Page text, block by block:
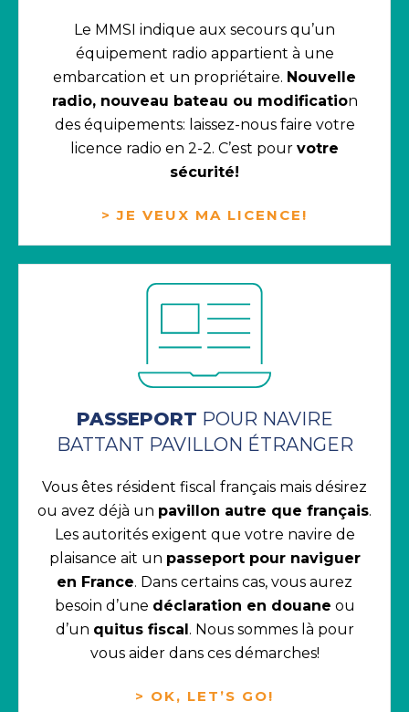
Le MMSI indique aux secours qu’un
équipement radio appartient à une
embarcation et un propriétaire. Nouvelle
radio, nouveau bateau ou modification
des équipements: laissez-nous faire votre
licence radio en 2-2. C’est pour votre
sécurité!
> JE VEUX MA LICENCE!
PASSEPORT POUR NAVIRE
BATTANT PAVILLON ÉTRANGER
Vous êtes résident fiscal français mais désirez
ou avez déjà un pavillon autre que français.
Les autorités exigent que votre navire de
plaisance ait un passeport pour naviguer
en France. Dans certains cas, vous aurez
besoin d’une déclaration en douane ou
d’un quitus fiscal. Nous sommes là pour
vous aider dans ces démarches!
> OK, LET’S GO!